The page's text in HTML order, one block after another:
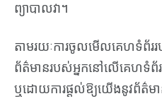
ព្យាបាលវា។
តាមរយៈការចូលមើលគេហទំព័
ព័ត៌មានរបស់អ្នកនៅលើគេហទំ
ឬដោយការផ្តល់ឱ្យយើងនូវព័ត៌ម